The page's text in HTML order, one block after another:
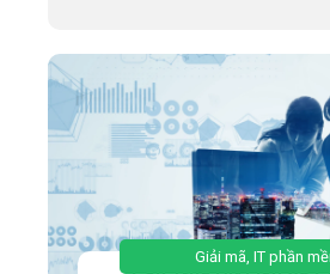
Giải mã IT phần